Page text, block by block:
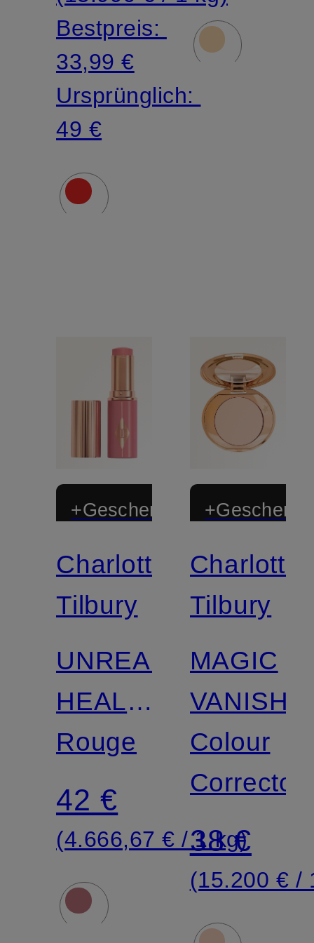
Bestpreis:
33,99 €
Ursprünglich:
49 €
+Geschenk
Zertifiziert
Charlotte
Tilbury
UNREAL
HEALTHY
GLOW
BLUSH
STICK
Rouge
42 €
(4.666,67 € / 1 kg)
+Geschenk
Zertifiziert
Charlotte
Tilbury
MAGIC
VANISH
Colour
Corrector
38 €
(15.200 € /